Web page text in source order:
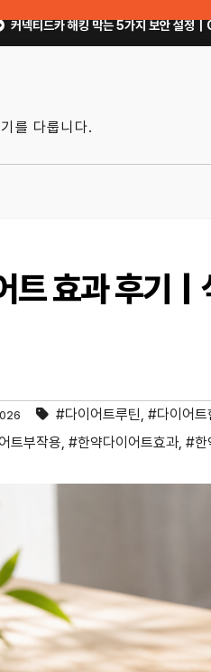
막는 5가지 보안 설정｜OTA 업데이트
를 다룹니다.
트 효과 후기
#다이어트루틴, #다이어트
트부작용, #한약다이어트효과, #한